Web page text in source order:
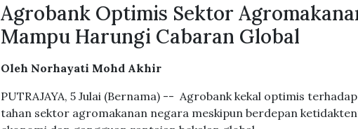
Agrobank Optimis Sektor
Mampu Harungi Cabaran Global
Oleh Norhayati Mohd Akhir
PUTRAJAYA, 5 Julai (Bernama) -- Agrobank kekal optimis
tahan sektor agromakanan negara meskipun berdepan